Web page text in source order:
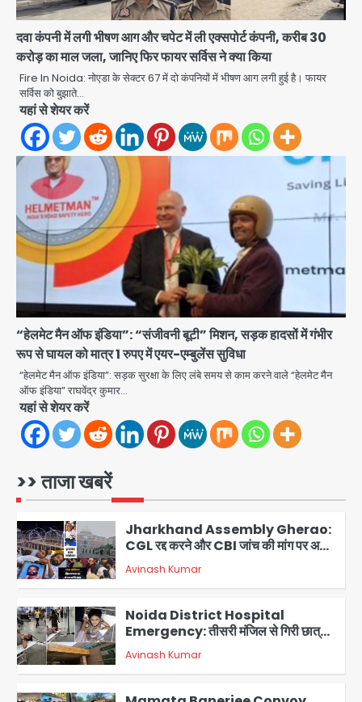
दवा कंपनी में लगी भीषण आग और चपेट में ली एक्सपोर्ट कंपनी, करीब 30
करोड़ का माल जला, जानिए फिर फायर सर्विस ने क्या किया
Fire In Noida: नोएडा के सेक्टर 67 में दो कंपनियों में भीषण आग लगी हुई है। फायर
सर्विस को बुझाते…
यहां से शेयर करें
“हेलमेट मैन ऑफ इंडिया”: “संजीवनी बूटी” मिशन, सड़क हादसों में गंभीर
रूप से घायल को मात्र 1 रुपए में एयर-एम्बुलेंस सुविधा
“हेलमेट मैन ऑफ इंडिया”: सड़क सुरक्षा के लिए लंबे समय से काम करने वाले “हेलमेट मैन
ऑफ इंडिया” राघवेंद्र कुमार…
यहां से शेयर करें
>> ताजा खबरें
2
Jharkhand Assembly Gherao:
CGL रद्द करने और CBI जांच की मांग पर अड़े
छात्र, वाटर कैनन और बैरिकेडिंग तैनात
Avinash Kumar
3
Emergency: तीसरी मंजिल से गिरी छात्रा
को नहीं मिला इलाज, प्राइवेट अस्पताल में भर्ती
Avinash Kumar
4
Mamata Banerjee Convoy
Attack: जूते-पत्थर बरसाए, कीचड़ पोता;
बोलीं- ‘माथा फट जाता’
Avinash Kumar
5
Shaheen Bagh News: बारिश के बाद
शाहीन बाग में जलभराव और गड्ढे, सीवर काम से
लोग परेशान
Avinash Kumar
1
Second Monday of Sawan: सावन
के दूसरे सोमवार पर शिवालयों में आस्था का
सैलाब
2
Jharkhand Assembly Gherao:
3
Noida District Hospital
Emergency: तीसरी मंजिल से गिरी छात्रा
को नहीं मिला इलाज, प्राइवेट अस्पताल में भर्ती
Avinash Kumar
4
Mamata Banerjee Convoy
Attack: जूते-पत्थर बरसाए, कीचड़ पोता;
बोलीं- ‘माथा फट जाता’
Avinash Kumar